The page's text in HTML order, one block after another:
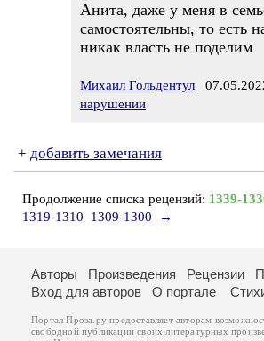
Анита, даже у меня в
самостоятельны, то есть
никак власть не поделим
Михаил Гольдентул
нарушении
+ добавить замечания
Продолжение списка рецензий: 1339-
1319-1310
1309-1300 →
Авторы Произведения Рецензии
Вход для авторов
О портале
Портал Проза.ру предоставляет авторам
свободной публикации своих литературных